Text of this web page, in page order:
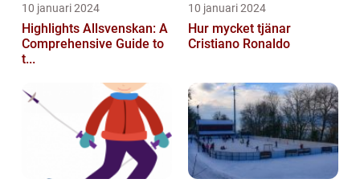
10 januari 2024
Highlights Allsvenskan: A
Comprehensive Guide to
t...
10 januari 2024
Hur mycket tjänar
Cristiano Ronaldo